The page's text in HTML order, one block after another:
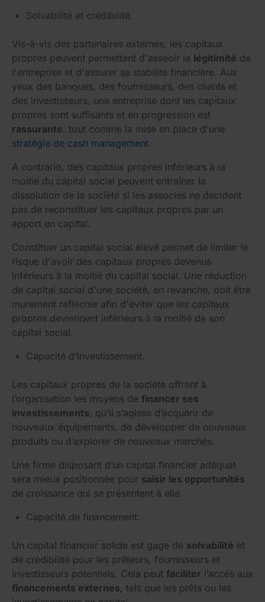
Solvabilité et crédibilité.
Vis-à-vis des partenaires externes, les capitaux
propres peuvent permettent d'asseoir la légitimité de
l'entreprise et d'assurer sa stabilité financière. Aux
yeux des banques, des fournisseurs, des clients et
des investisseurs, une entreprise dont les capitaux
propres sont suffisants et en progression est
rassurante, tout comme la mise en place d'une
stratégie de cash management.
A contrario, des capitaux propres inférieurs à la
moitié du capital social peuvent entraîner la
dissolution de la société si les associés ne décident
pas de reconstituer les capitaux propres par un
apport en capital.
Constituer un capital social élevé permet de limiter le
risque d'avoir des capitaux propres devenus
inférieurs à la moitié du capital social. Une réduction
de capital social d'une société, en revanche, doit être
murement réfléchie afin d'éviter que les capitaux
propres deviennent inférieurs à la moitié de son
capital social.
Capacité d’investissement.
Les capitaux propres de la société offrent à
l’organisation les moyens de financer ses
investissements, qu’il s’agisse d’acquérir de
nouveaux équipements, de développer de nouveaux
produits ou d’explorer de nouveaux marchés.
Une firme disposant d’un capital financier adéquat
sera mieux positionnée pour saisir les opportunités
de croissance qui se présentent à elle.
Capacité de financement.
Un capital financier solide est gage de solvabilité et
de crédibilité pour les prêteurs, fournisseurs et
investisseurs potentiels. Cela peut faciliter l’accès aux
financements externes, tels que les prêts ou les